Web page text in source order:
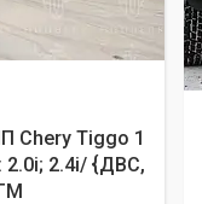
Chery Tiggo 1
2.0i; 2.4i/ {ДВС,